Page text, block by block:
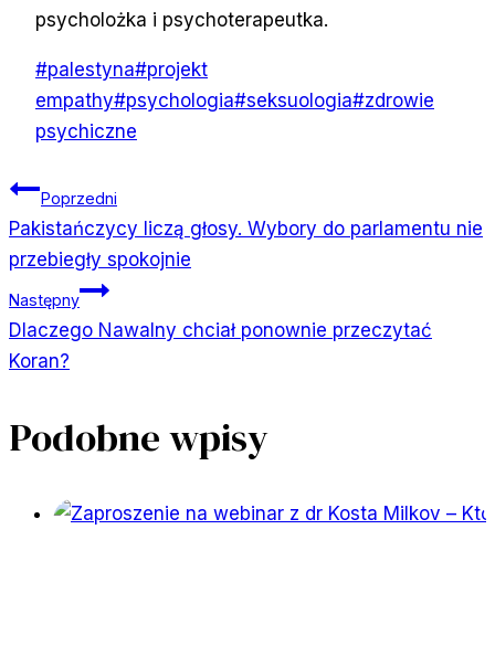
psycholożka i psychoterapeutka.
Tagi
wpisu:
#palestyna#projekt
empathy#psychologia#seksuologia#zdrowie
psychiczne
Nawigacja
wpisu
Poprzedni
Pakistańczycy liczą głosy. Wybory do parlamentu nie
przebiegły spokojnie
Następny
Dlaczego Nawalny chciał ponownie przeczytać
Koran?
Podobne wpisy